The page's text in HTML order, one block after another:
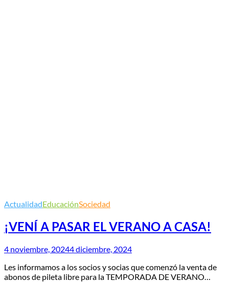
ActualidadEducaciónSociedad
¡VENÍ A PASAR EL VERANO A CASA!
4 noviembre, 20244 diciembre, 2024
Les informamos a los socios y socias que comenzó la venta de
abonos de pileta libre para la TEMPORADA DE VERANO…